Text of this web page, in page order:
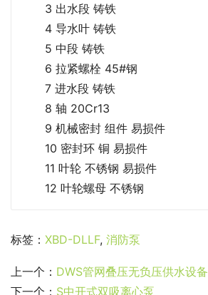
3 出水段 铸铁
4 导水叶 铸铁
5 中段 铸铁
6 拉紧螺栓 45#钢
7 进水段 铸铁
8 轴 20Cr13
9 机械密封 组件 易损件
10 密封环 铜 易损件
11 叶轮 不锈钢 易损件
12 叶轮螺母 不锈钢
标签： XBD-DLLF, 消防泵
上一个： DWS管网叠压无负压供水设备
下一个： S中开式双吸离心泵